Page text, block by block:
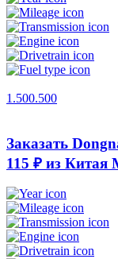
1.500.500
Заказать
115 ₽ из Китая